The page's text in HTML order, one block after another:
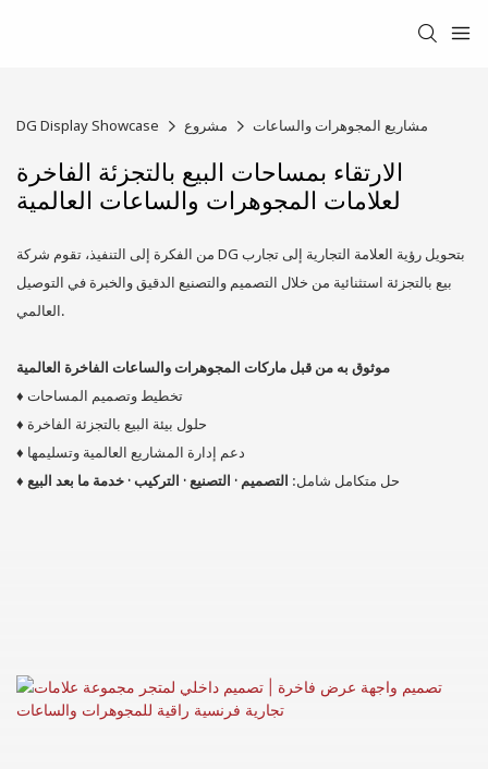
DG Display Showcase مشروع مشاريع المجوهرات والساعات
الارتقاء بمساحات البيع بالتجزئة الفاخرة
لعلامات المجوهرات والساعات العالمية
من الفكرة إلى التنفيذ، تقوم شركة DG بتحويل رؤية العلامة التجارية إلى تجارب
بيع بالتجزئة استثنائية من خلال التصميم والتصنيع الدقيق والخبرة في التوصيل
العالمي.
موثوق به من قبل ماركات المجوهرات والساعات الفاخرة العالمية
♦ تخطيط وتصميم المساحات
♦ حلول بيئة البيع بالتجزئة الفاخرة
♦ دعم إدارة المشاريع العالمية وتسليمها
♦
حل متكامل شامل: التصميم · التصنيع · التركيب · خدمة ما بعد البيع